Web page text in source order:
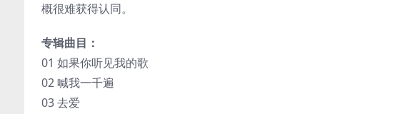
概很难获得认同。
专辑曲目：
01 如果你听见我的歌
02 喊我一千遍
03 去爱